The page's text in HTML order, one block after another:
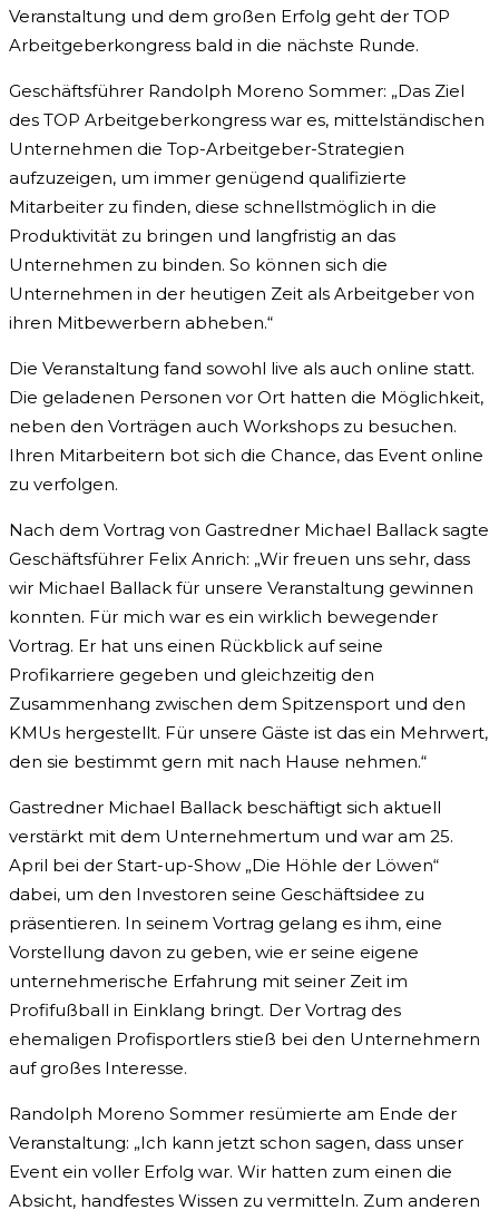
Veranstaltung und dem großen Erfolg geht der TOP
Arbeitgeberkongress bald in die nächste Runde.
Geschäftsführer Randolph Moreno Sommer: „Das Ziel
des TOP Arbeitgeberkongress war es, mittelständischen
Unternehmen die Top-Arbeitgeber-Strategien
aufzuzeigen, um immer genügend qualifizierte
Mitarbeiter zu finden, diese schnellstmöglich in die
Produktivität zu bringen und langfristig an das
Unternehmen zu binden. So können sich die
Unternehmen in der heutigen Zeit als Arbeitgeber von
ihren Mitbewerbern abheben.“
Die Veranstaltung fand sowohl live als auch online statt.
Die geladenen Personen vor Ort hatten die Möglichkeit,
neben den Vorträgen auch Workshops zu besuchen.
Ihren Mitarbeitern bot sich die Chance, das Event online
zu verfolgen.
Nach dem Vortrag von Gastredner Michael Ballack sagte
Geschäftsführer Felix Anrich: „Wir freuen uns sehr, dass
wir Michael Ballack für unsere Veranstaltung gewinnen
konnten. Für mich war es ein wirklich bewegender
Vortrag. Er hat uns einen Rückblick auf seine
Profikarriere gegeben und gleichzeitig den
Zusammenhang zwischen dem Spitzensport und den
KMUs hergestellt. Für unsere Gäste ist das ein Mehrwert,
den sie bestimmt gern mit nach Hause nehmen.“
Gastredner Michael Ballack beschäftigt sich aktuell
verstärkt mit dem Unternehmertum und war am 25.
April bei der Start-up-Show „Die Höhle der Löwen“
dabei, um den Investoren seine Geschäftsidee zu
präsentieren. In seinem Vortrag gelang es ihm, eine
Vorstellung davon zu geben, wie er seine eigene
unternehmerische Erfahrung mit seiner Zeit im
Profifußball in Einklang bringt. Der Vortrag des
ehemaligen Profisportlers stieß bei den Unternehmern
auf großes Interesse.
Randolph Moreno Sommer resümierte am Ende der
Veranstaltung: „Ich kann jetzt schon sagen, dass unser
Event ein voller Erfolg war. Wir hatten zum einen die
Absicht, handfestes Wissen zu vermitteln. Zum anderen